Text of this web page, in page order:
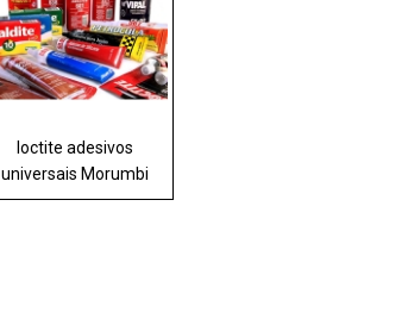
loctite adesivos
universais Morumbi